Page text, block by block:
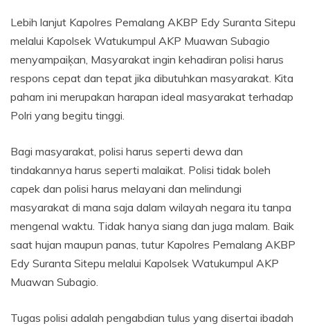
Lebih lanjut Kapolres Pemalang AKBP Edy Suranta Sitepu
melalui Kapolsek Watukumpul AKP Muawan Subagio
menyampaiķan, Masyarakat ingin kehadiran polisi harus
respons cepat dan tepat jika dibutuhkan masyarakat. Kita
paham ini merupakan harapan ideal masyarakat terhadap
Polri yang begitu tinggi.
Bagi masyarakat, polisi harus seperti dewa dan
tindakannya harus seperti malaikat. Polisi tidak boleh
capek dan polisi harus melayani dan melindungi
masyarakat di mana saja dalam wilayah negara itu tanpa
mengenal waktu. Tidak hanya siang dan juga malam. Baik
saat hujan maupun panas, tutur Kapolres Pemalang AKBP
Edy Suranta Sitepu melalui Kapolsek Watukumpul AKP
Muawan Subagio.
Tugas polisi adalah pengabdian tulus yang disertai ibadah